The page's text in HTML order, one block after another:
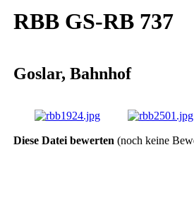
RBB GS-RB 737
Goslar, Bahnhof
Diese Datei bewerten (noch keine